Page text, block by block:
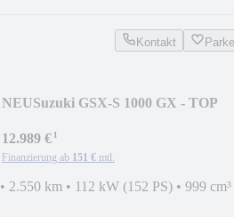
Kontakt
NEUSuzuki GSX-S 1000 GX - TOP
12.989 €¹
Finanzierung ab 151 € mtl.
• 2.550 km • 112 kW (152 PS) • 999 cm³